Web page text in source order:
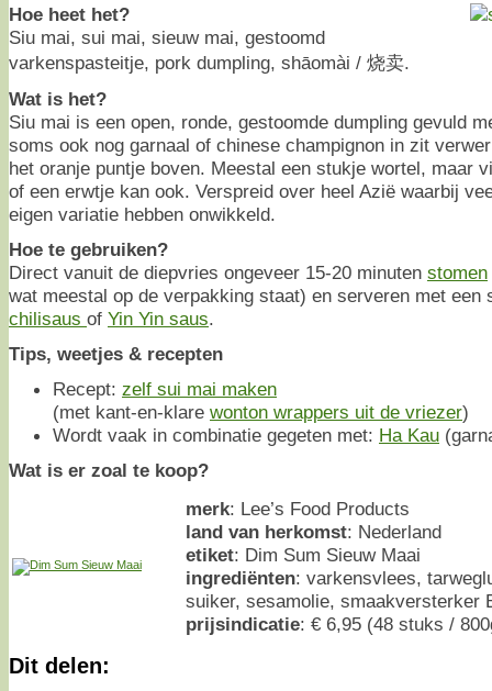
Hoe heet het?
Siu mai, sui mai, sieuw mai, gestoomd
varkenspasteitje, pork dumpling, shāomài / 烧卖.
Wat is het?
Siu mai is een open, ronde, gestoomde dumpling gevuld
soms ook nog garnaal of chinese champignon in zit
het oranje puntje boven. Meestal een stukje wortel, maar
of een erwtje kan ook. Verspreid over heel Azië waarbij
eigen variatie hebben onwikkeld.
Hoe te gebruiken?
Direct vanuit de diepvries ongeveer 15-20 minuten stomen
wat meestal op de verpakking staat) en serveren met
chilisaus of Yin Yin saus.
Tips, weetjes & recepten
Recept: zelf sui mai maken
(met kant-en-klare wonton wrappers uit de vriezer)
Wordt vaak in combinatie gegeten met: Ha Kau
Wat is er zoal te koop?
merk: Lee’s Food Products
land van herkomst: Nederland
etiket: Dim Sum Sieuw Maai
ingrediënten: varkensvlees,
suiker, sesamolie, smaakversterker
prijsindicatie: € 6,95 (48 stuks /
Dit delen: